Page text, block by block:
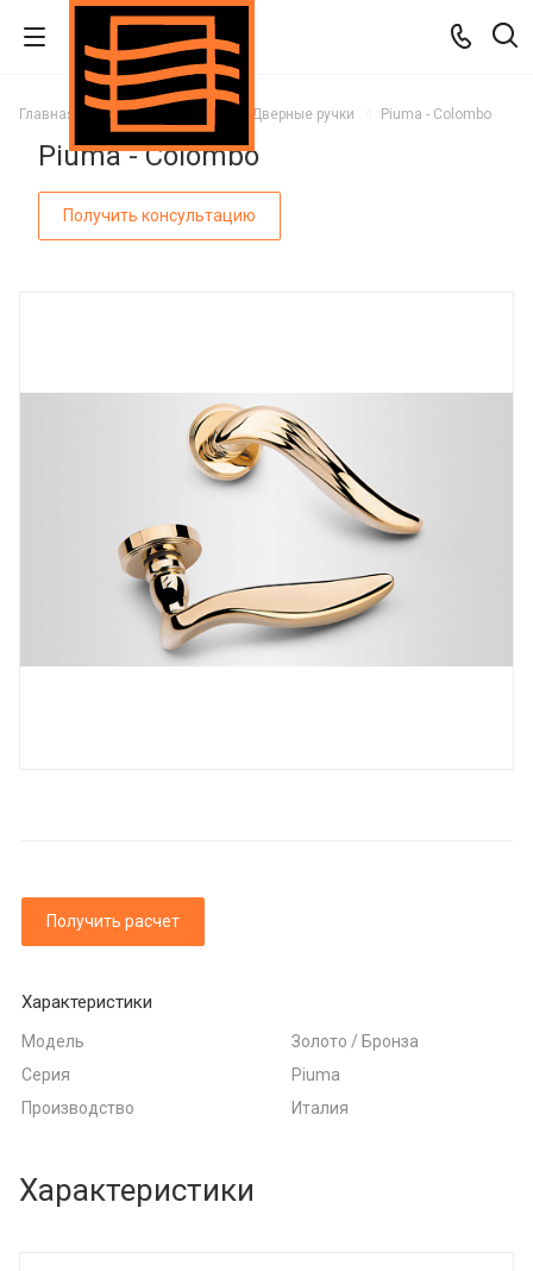
Главная Каталог Дверные ручки Piuma - Colombo
Piuma - Colombo
Получить консультацию
Получить расчет
Характеристики
Модель
Золото / Бронза
Серия
Piuma
Производство
Италия
Характеристики